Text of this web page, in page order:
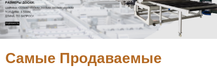
Самые Продаваемые